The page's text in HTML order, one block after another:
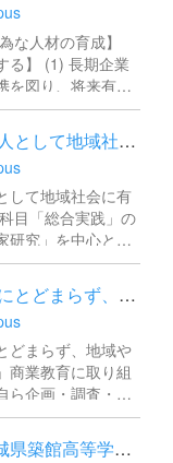
な人材の育成】
る】 (1) 長期企業
を図り、将来有能
企業実習を実施す
所の要望を摺り
るシステムの構築
が、学校だけで
に、学校側が地域
きる方策を探
ある「起業」に
ながら、生徒に経
原版デュアルシ
の成果と評価方法
地域産業界と連携を図りながら職業人として地域社会に有為な人材...
して地域社会に有
目「総合実践」の
研究」を中心とす
情報ビジネス科では、教室での学びにとどまらず、地域や企業と連...
どまらず、地域や
商業教育に取り組
ら企画・調査・発
ます。 研究発表大
と連携した就業商業研究部とは 商業研究部は、宮城県築館高等学校一迫商業キャ...